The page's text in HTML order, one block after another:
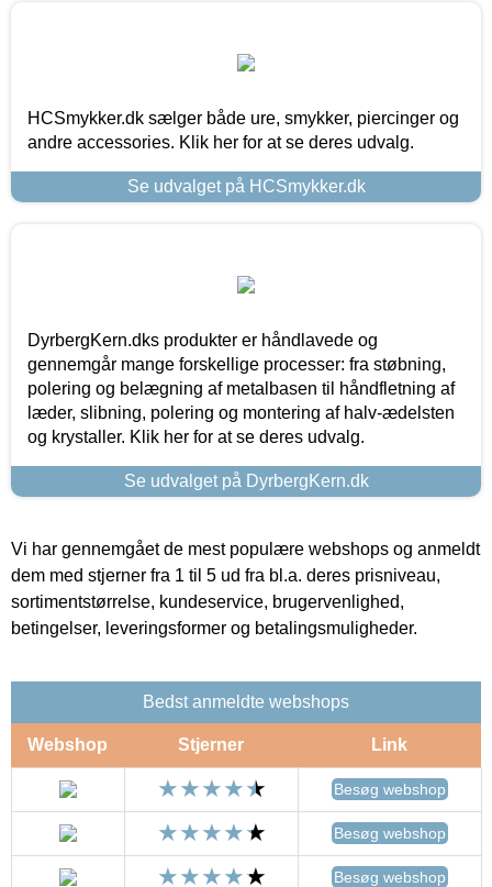
HCSmykker.dk sælger både ure, smykker, piercinger og
andre accessories. Klik her for at se deres udvalg.
Se udvalget på HCSmykker.dk
DyrbergKern.dks produkter er håndlavede og
gennemgår mange forskellige processer: fra støbning,
polering og belægning af metalbasen til håndfletning af
læder, slibning, polering og montering af halv-ædelsten
og krystaller. Klik her for at se deres udvalg.
Se udvalget på DyrbergKern.dk
Vi har gennemgået de mest populære webshops og anmeldt
dem med stjerner fra 1 til 5 ud fra bl.a. deres prisniveau,
sortimentstørrelse, kundeservice, brugervenlighed,
betingelser, leveringsformer og betalingsmuligheder.
Bedst anmeldte webshops
Webshop Stjerner Link
Besøg webshop
Besøg webshop
Besøg webshop